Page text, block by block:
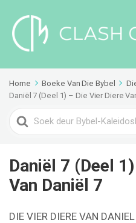
Home Boeke Van Die Bybel
Daniël 7 (Deel 1) – Die Vier Diere
Search
For
Daniël 7 (Deel
Van Daniël 7
DIE VIER DIERE VAN